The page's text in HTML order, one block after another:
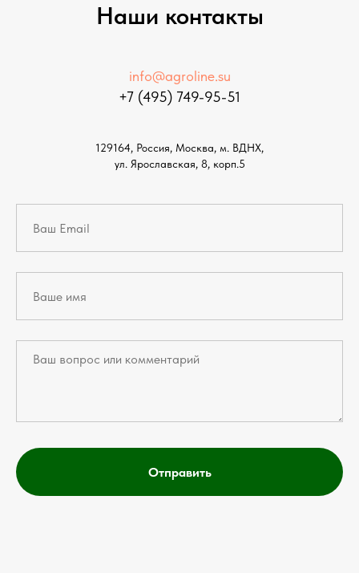
Наши контакты
info@agroline.su
+7 (495) 749-95-51
129164, Россия, Москва, м. ВДНХ,
ул. Ярославская, 8, корп.5
Отправить